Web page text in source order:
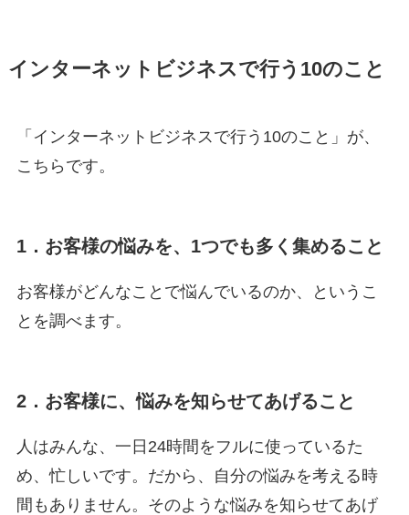
インターネットビジネスで行う10のこと
「インターネットビジネスで行う10のこと」が、
こちらです。
1．お客様の悩みを、1つでも多く集めること
お客様がどんなことで悩んでいるのか、というこ
とを調べます。
2．お客様に、悩みを知らせてあげること
人はみんな、一日24時間をフルに使っているた
め、忙しいです。だから、自分の悩みを考える時
間もありません。そのような悩みを知らせてあげ